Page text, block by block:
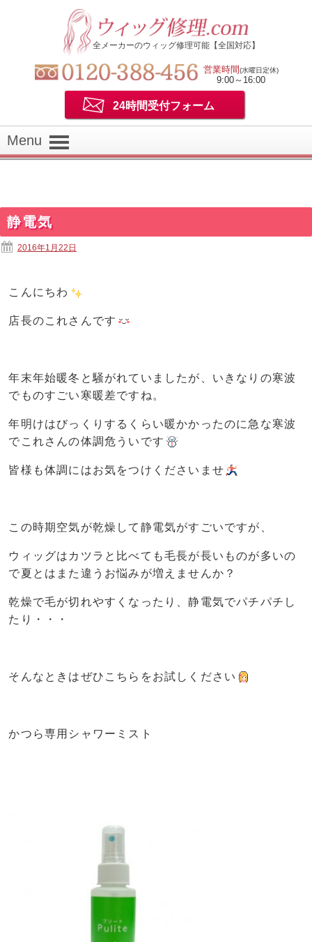
全メーカーのウィッグ修理可能【全国対応】
営業時間(水曜日定休)
9:00～16:00
24時間受付フォーム
Menu
静電気
2016年1月22日
こんにちわ
店長のこれさんです
年末年始暖冬と騒がれていましたが、いきなりの寒波
でものすごい寒暖差ですね。
年明けはびっくりするくらい暖かかったのに急な寒波
でこれさんの体調危ういです
皆様も体調にはお気をつけくださいませ
この時期空気が乾燥して静電気がすごいですが、
ウィッグはカツラと比べても毛長が長いものが多いの
で夏とはまた違うお悩みが増えませんか？
乾燥で毛が切れやすくなったり、静電気でパチパチし
たり・・・
そんなときはぜひこちらをお試しください
かつら専用シャワーミスト